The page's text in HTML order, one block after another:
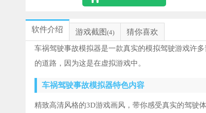
软件介绍 游戏截图 (4) 猜你喜欢
车祸驾驶事故模拟器是一款真实的模拟驾驶游戏许
的道路，因为这是在虚拟游戏中。
车祸驾驶事故模拟器特色内容
精致高清风格的3D游戏画风，带你感受真实的驾驶